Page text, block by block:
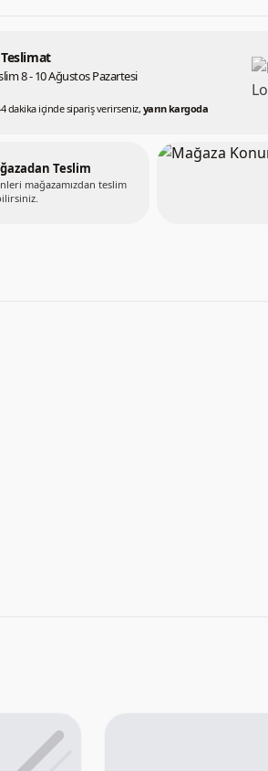
8 - 10 Ağustos Pazartesi
dakika içinde sipariş verirseniz,yarın kargoda
Teslim
mağazamızdan teslim